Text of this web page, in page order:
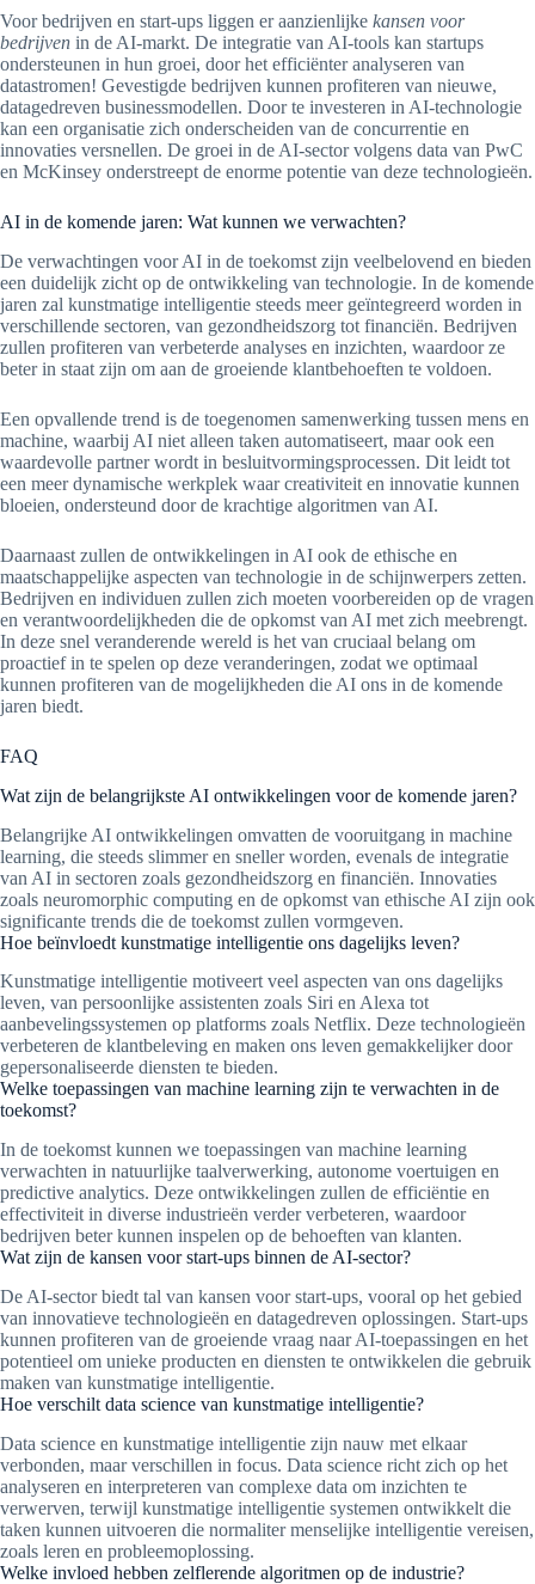
Voor bedrijven en start-ups liggen er aanzienlijke kansen voor
bedrijven in de AI-markt. De integratie van AI-tools kan startups
ondersteunen in hun groei, door het efficiënter analyseren van
datastromen! Gevestigde bedrijven kunnen profiteren van nieuwe,
datagedreven businessmodellen. Door te investeren in AI-technologie
kan een organisatie zich onderscheiden van de concurrentie en
innovaties versnellen. De groei in de AI-sector volgens data van PwC
en McKinsey onderstreept de enorme potentie van deze technologieën.
AI in de komende jaren: Wat kunnen we verwachten?
De verwachtingen voor AI in de toekomst zijn veelbelovend en bieden
een duidelijk zicht op de ontwikkeling van technologie. In de komende
jaren zal kunstmatige intelligentie steeds meer geïntegreerd worden in
verschillende sectoren, van gezondheidszorg tot financiën. Bedrijven
zullen profiteren van verbeterde analyses en inzichten, waardoor ze
beter in staat zijn om aan de groeiende klantbehoeften te voldoen.
Een opvallende trend is de toegenomen samenwerking tussen mens en
machine, waarbij AI niet alleen taken automatiseert, maar ook een
waardevolle partner wordt in besluitvormingsprocessen. Dit leidt tot
een meer dynamische werkplek waar creativiteit en innovatie kunnen
bloeien, ondersteund door de krachtige algoritmen van AI.
Daarnaast zullen de ontwikkelingen in AI ook de ethische en
maatschappelijke aspecten van technologie in de schijnwerpers zetten.
Bedrijven en individuen zullen zich moeten voorbereiden op de vragen
en verantwoordelijkheden die de opkomst van AI met zich meebrengt.
In deze snel veranderende wereld is het van cruciaal belang om
proactief in te spelen op deze veranderingen, zodat we optimaal
kunnen profiteren van de mogelijkheden die AI ons in de komende
jaren biedt.
FAQ
Wat zijn de belangrijkste AI ontwikkelingen voor de komende jaren?
Belangrijke AI ontwikkelingen omvatten de vooruitgang in machine
learning, die steeds slimmer en sneller worden, evenals de integratie
van AI in sectoren zoals gezondheidszorg en financiën. Innovaties
zoals neuromorphic computing en de opkomst van ethische AI zijn ook
significante trends die de toekomst zullen vormgeven.
Hoe beïnvloedt kunstmatige intelligentie ons dagelijks leven?
Kunstmatige intelligentie motiveert veel aspecten van ons dagelijks
leven, van persoonlijke assistenten zoals Siri en Alexa tot
aanbevelingssystemen op platforms zoals Netflix. Deze technologieën
verbeteren de klantbeleving en maken ons leven gemakkelijker door
gepersonaliseerde diensten te bieden.
Welke toepassingen van machine learning zijn te verwachten in de
toekomst?
In de toekomst kunnen we toepassingen van machine learning
verwachten in natuurlijke taalverwerking, autonome voertuigen en
predictive analytics. Deze ontwikkelingen zullen de efficiëntie en
effectiviteit in diverse industrieën verder verbeteren, waardoor
bedrijven beter kunnen inspelen op de behoeften van klanten.
Wat zijn de kansen voor start-ups binnen de AI-sector?
De AI-sector biedt tal van kansen voor start-ups, vooral op het gebied
van innovatieve technologieën en datagedreven oplossingen. Start-ups
kunnen profiteren van de groeiende vraag naar AI-toepassingen en het
potentieel om unieke producten en diensten te ontwikkelen die gebruik
maken van kunstmatige intelligentie.
Hoe verschilt data science van kunstmatige intelligentie?
Data science en kunstmatige intelligentie zijn nauw met elkaar
verbonden, maar verschillen in focus. Data science richt zich op het
analyseren en interpreteren van complexe data om inzichten te
verwerven, terwijl kunstmatige intelligentie systemen ontwikkelt die
taken kunnen uitvoeren die normaliter menselijke intelligentie vereisen,
zoals leren en probleemoplossing.
Welke invloed hebben zelflerende algoritmen op de industrie?